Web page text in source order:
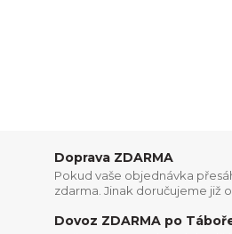
Doprava ZDARMA
Pokud vaše objednávka
zdarma. Jinak doručujeme již
Dovoz ZDARMA po